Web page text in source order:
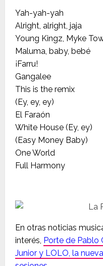
Yah-yah-yah
Alright, alright, jaja
Young Kingz, Myke
Maluma, baby, bebé
¡Farru!
Gangalee
This is the remix
(Ey, ey, ey)
El Faraón
White House (Ey, ey)
(Easy Money Baby)
One World
Full Harmony
En otras noticias
interés, Porte de Pablo
Junior y LOLO, la